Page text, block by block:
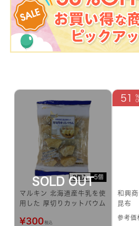
8個入 5個
マルキン 北海道産牛乳を使
用した 厚切りカットバウム
¥300 税込
51
和興
昆布
参考価